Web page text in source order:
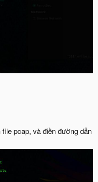
pcap, và điền đường dẫn